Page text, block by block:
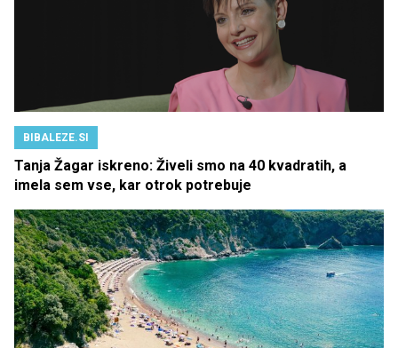
BIBALEZE.SI
Tanja Žagar iskreno: Živeli smo na 40 kvadratih, a
imela sem vse, kar otrok potrebuje